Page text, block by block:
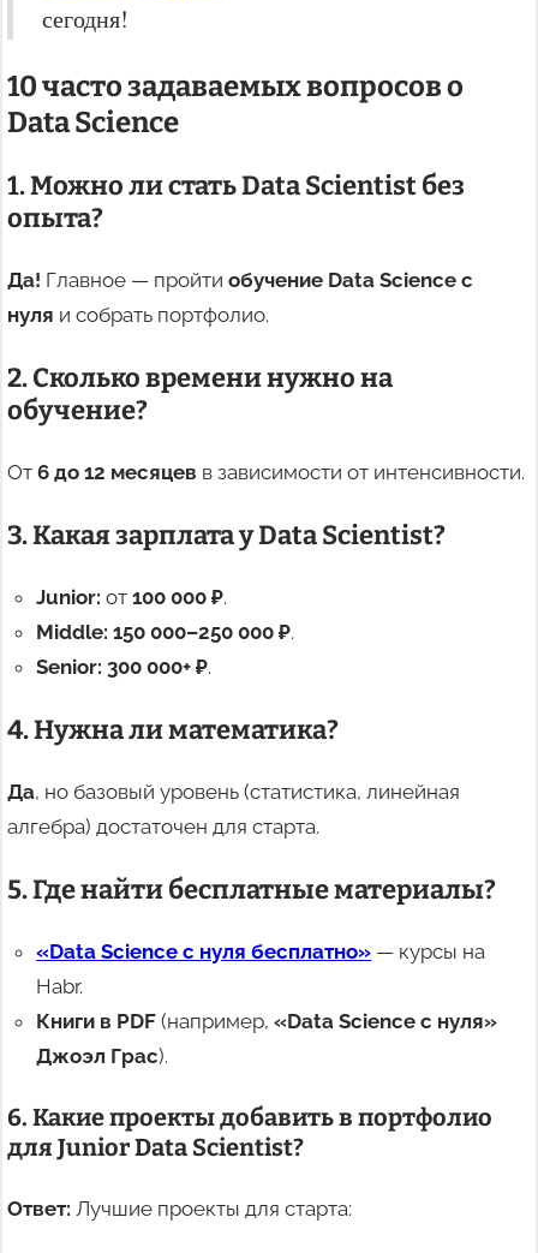
сегодня!
10 часто задаваемых вопросов о
Data Science
1. Можно ли стать Data Scientist без
опыта?
Да! Главное — пройтиобучение Data Science с
нуля и собрать портфолио.
2. Сколько времени нужно на
обучение?
От6 до 12 месяцев в зависимости от интенсивности.
3. Какая зарплата у Data Scientist?
Junior: от100 000 ₽.
Middle: 150 000–250 000 ₽.
Senior: 300 000+ ₽.
4. Нужна ли математика?
Да, но базовый уровень (статистика, линейная
алгебра) достаточен для старта.
5. Где найти бесплатные материалы?
«Data Science с нуля бесплатно» — курсы на
Habr.
Книги в PDF (например,«Data Science с нуля»
Джоэл Грас).
6. Какие проекты добавить в портфолио
для Junior Data Scientist?
Ответ: Лучшие проекты для старта: